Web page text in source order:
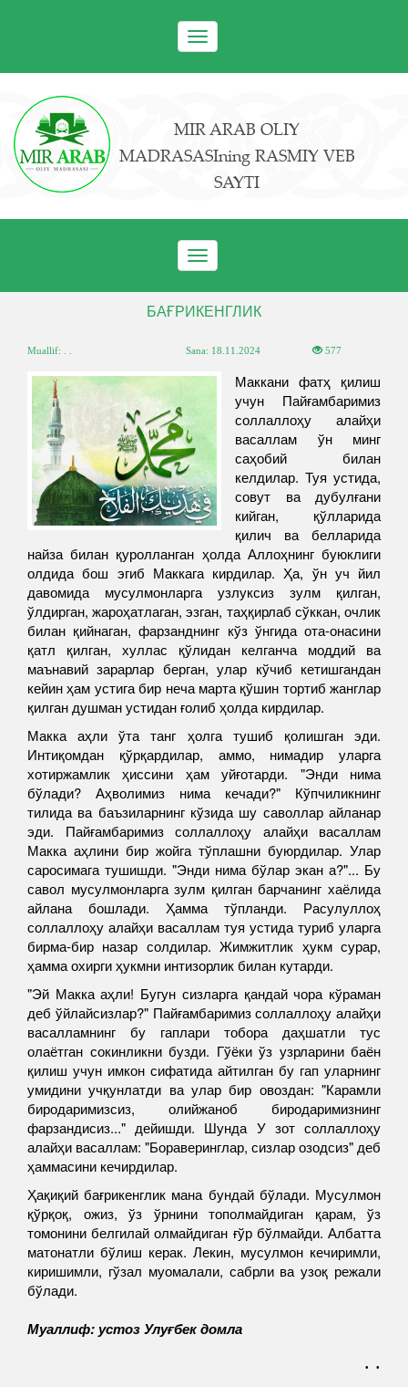
Toggle
navigation
MIR ARAB OLIY
MADRASASIning RASMIY VEB
SAYTI
Toggle
navigation
БАҒРИКЕНГЛИК
Muallif: . . Sana: 18.11.2024 577
Маккани фатҳ қилиш
учун Пайғамбаримиз
соллаллоҳу алайҳи
васаллам ўн минг
саҳобий билан
келдилар. Туя устида,
совут ва дубулғани
кийган, қўлларида
қилич ва белларида
найза билан қуролланган ҳолда Аллоҳнинг буюклиги
олдида бош эгиб Маккага кирдилар. Ҳа, ўн уч йил
давомида мусулмонларга узлуксиз зулм қилган,
ўлдирган, жароҳатлаган, эзган, таҳқирлаб сўккан, очлик
билан қийнаган, фарзанднинг кўз ўнгида ота-онасини
қатл қилган, хуллас қўлидан келганча моддий ва
маънавий зарарлар берган, улар кўчиб кетишгандан
кейин ҳам устига бир неча марта қўшин тортиб жанглар
қилган душман устидан ғолиб ҳолда кирдилар.
Макка аҳли ўта танг ҳолга тушиб қолишган эди.
Интиқомдан қўрқардилар, аммо, нимадир уларга
хотиржамлик ҳиссини ҳам уйғотарди. "Энди нима
бўлади? Аҳволимиз нима кечади?" Кўпчиликнинг
тилида ва баъзиларнинг кўзида шу саволлар айланар
эди. Пайғамбаримиз соллаллоҳу алайҳи васаллам
Макка аҳлини бир жойга тўплашни буюрдилар. Улар
саросимага тушишди. "Энди нима бўлар экан а?"... Бу
савол мусулмонларга зулм қилган барчанинг хаёлида
айлана бошлади. Ҳамма тўпланди. Расулуллоҳ
соллаллоҳу алайҳи васаллам туя устида туриб уларга
бирма-бир назар солдилар. Жимжитлик ҳукм сурар,
ҳамма охирги ҳукмни интизорлик билан кутарди.
"Эй Макка аҳли! Бугун сизларга қандай чора кўраман
деб ўйлайсизлар?" Пайғамбаримиз соллаллоҳу алайҳи
васалламнинг бу гаплари тобора даҳшатли тус
олаётган сокинликни бузди. Гўёки ўз узрларини баён
қилиш учун имкон сифатида айтилган бу гап уларнинг
умидини учқунлатди ва улар бир овоздан: "Карамли
биродаримизсиз, олийжаноб биродаримизнинг
фарзандисиз..." дейишди. Шунда У зот соллаллоҳу
алайҳи васаллам: "Бораверинглар, сизлар озодсиз" деб
ҳаммасини кечирдилар.
Ҳақиқий бағрикенглик мана бундай бўлади. Мусулмон
қўрқоқ, ожиз, ўз ўрнини тополмайдиган қарам, ўз
томонини белгилай олмайдиган ғўр бўлмайди. Албатта
матонатли бўлиш керак. Лекин, мусулмон кечиримли,
киришимли, гўзал муомалали, сабрли ва узоқ режали
бўлади.
Муаллиф: устоз Улуғбек домла
. .